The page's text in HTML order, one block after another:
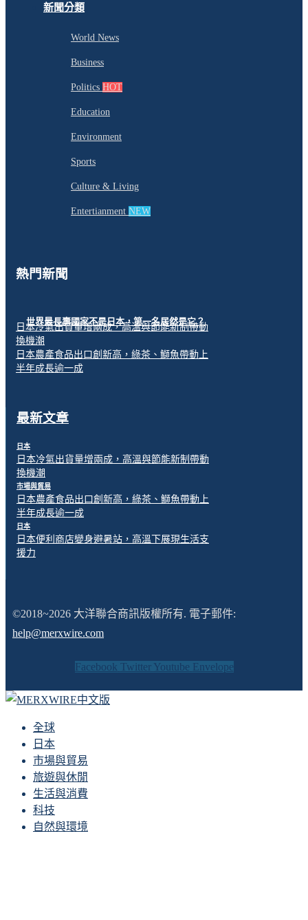
新聞分類
World News
Business
Politics HOT
Education
Environment
Sports
Culture & Living
Entertianment NEW
熱門新聞
世界最長壽國家不是日本，第一名居然是它？
日本冷氣出貨量增兩成，高溫與節能新制帶動
換機潮
日本農產食品出口創新高，綠茶、鰤魚帶動上
半年成長逾一成
最新文章
日本
日本冷氣出貨量增兩成，高溫與節能新制帶動
換機潮
市場與貿易
日本農產食品出口創新高，綠茶、鰤魚帶動上
半年成長逾一成
日本
日本便利商店變身避暑站，高溫下展現生活支
援力
©2018~2026 大洋聯合商訊版權所有. 電子郵件:
help@merxwire.com
Facebook Twitter Youtube Envelope
全球
日本
市場與貿易
旅遊與休閒
生活與消費
科技
自然與環境